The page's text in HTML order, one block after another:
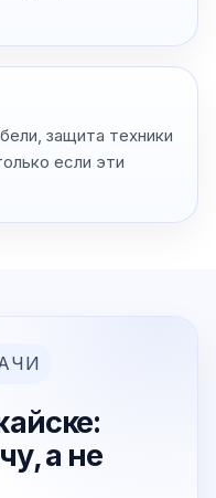
защита техники
если эти
а не